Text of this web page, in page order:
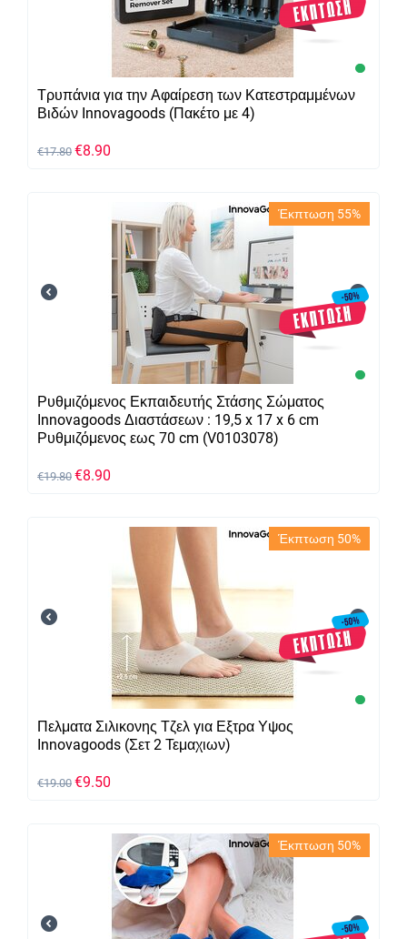
Τρυπάνια για την Αφαίρεση των Κατεστραμμένων
Βιδών Innovagoods (Πακέτο με 4)
€17.80 €8.90
Έκπτωση 55%
Ρυθμιζόμενος Εκπαιδευτής Στάσης Σώματος
Innovagoods Διαστάσεων : 19,5 x 17 x 6 cm
Ρυθμιζόμενος εως 70 cm (V0103078)
€19.80 €8.90
Έκπτωση 50%
Πελματα Σιλικονης Τζελ για Εξτρα Υψος
Innovagoods (Σετ 2 Τεμαχιων)
€19.00 €9.50
Έκπτωση 50%